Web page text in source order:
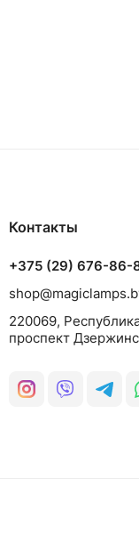
Контакты
+375 (29) 676-86-
220069,
проспект